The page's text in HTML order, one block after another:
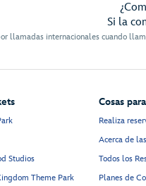
Si la
llamadas internacionales cuando
Studios
Theme Park
Cosas
Realiza
Acerca de
Todos los
Planes de